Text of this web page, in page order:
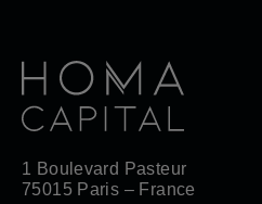
1 Boulevard Pasteur
75015 Paris – France